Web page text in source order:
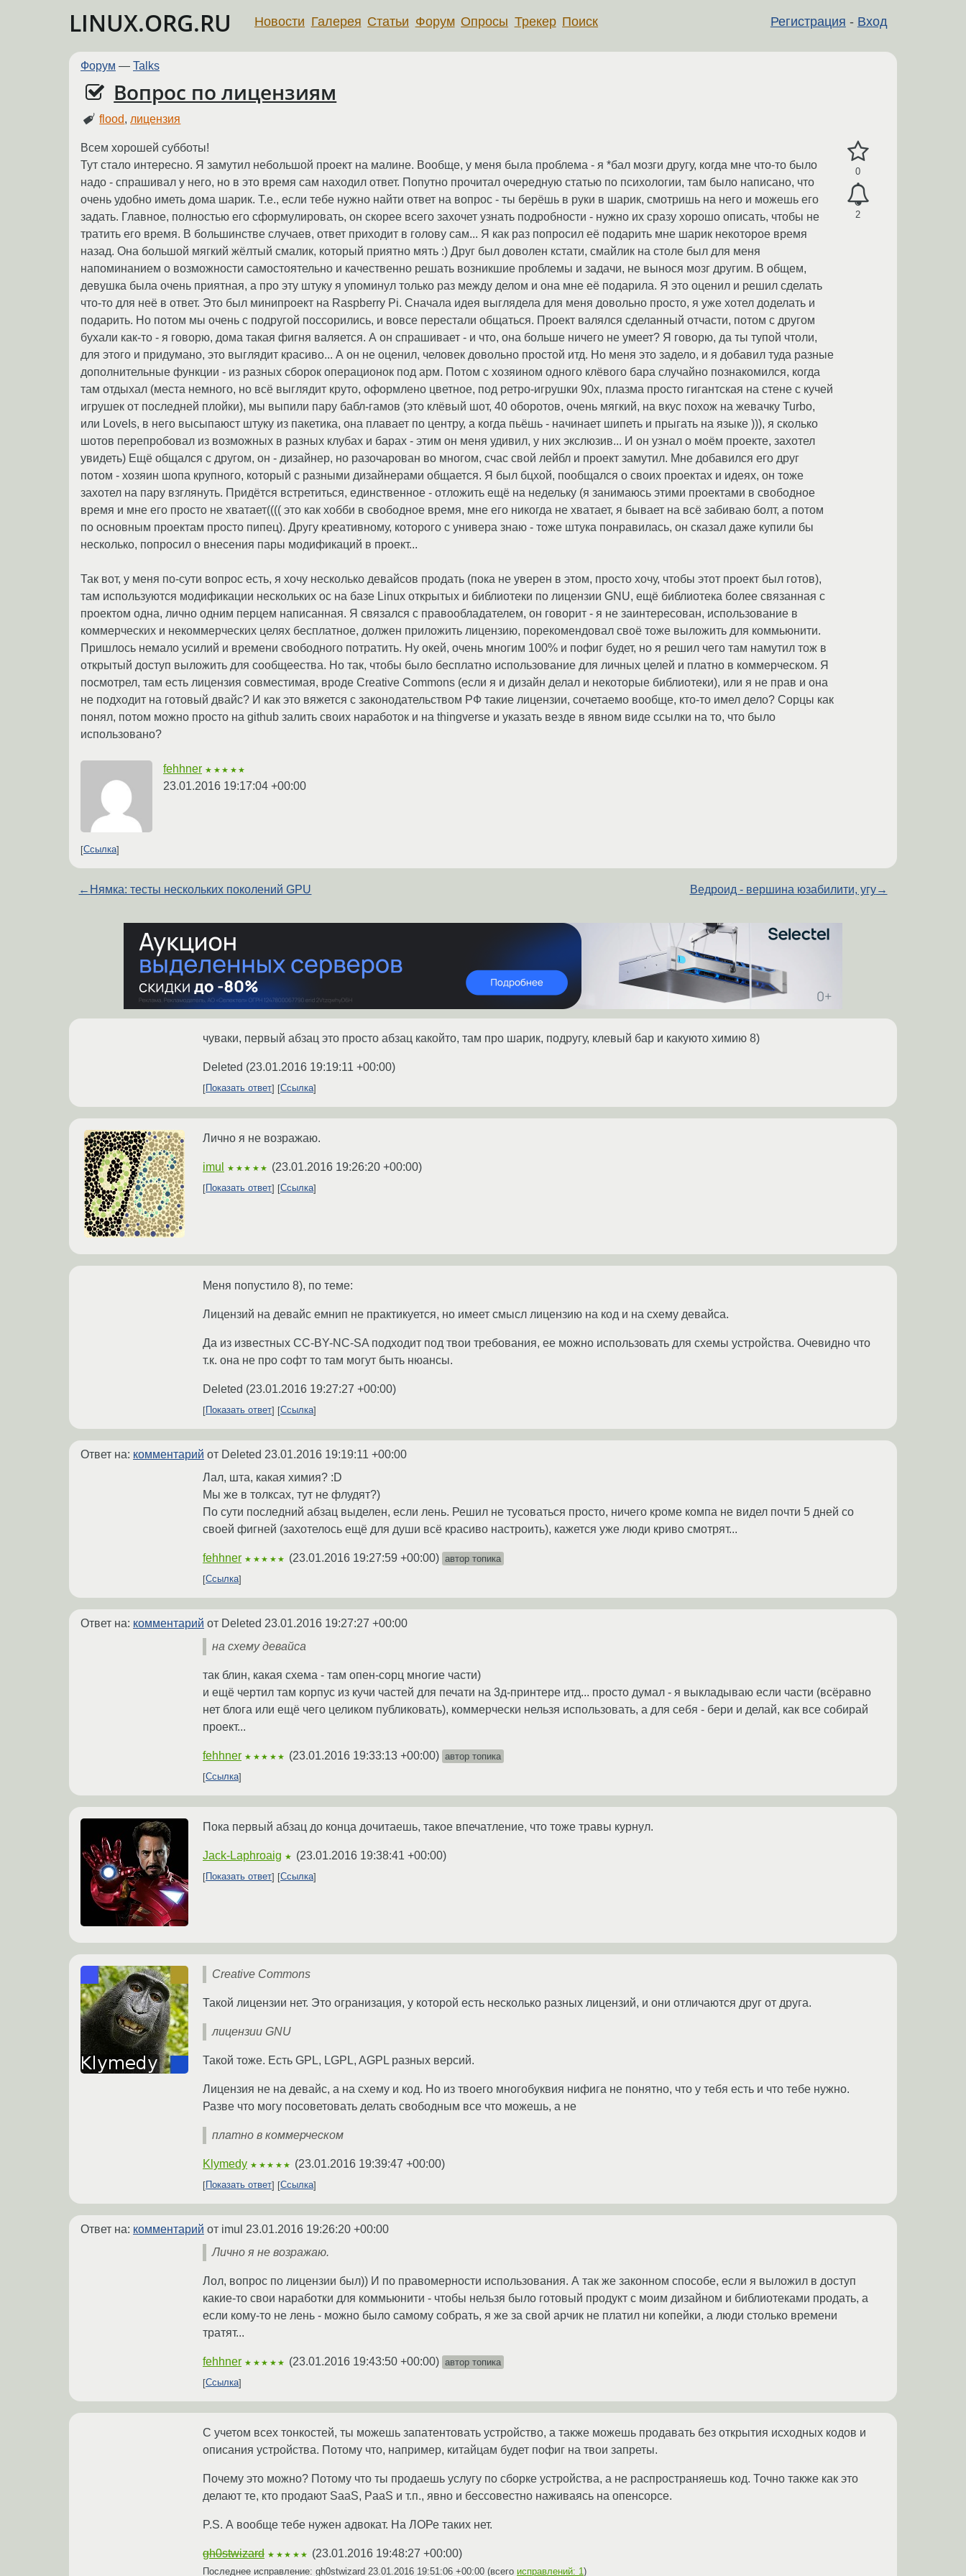
LINUX.ORG.RU Регистрация - Вход
Новости Галерея Статьи Форум Опросы Трекер Поиск
Форум — Talks
Вопрос по лицензиям
flood, лицензия
0
2
Всем хорошей субботы!
Тут стало интересно. Я замутил небольшой проект на малине. Вообще, у меня была проблема - я *бал мозги другу, когда мне что-то было
надо - спрашивал у него, но в это время сам находил ответ. Попутно прочитал очередную статью по психологии, там было написано, что
очень удобно иметь дома шарик. Т.е., если тебе нужно найти ответ на вопрос - ты берёшь в руки в шарик, смотришь на него и можешь его
задать. Главное, полностью его сформулировать, он скорее всего захочет узнать подробности - нужно их сразу хорошо описать, чтобы не
тратить его время. В большинстве случаев, ответ приходит в голову сам... Я как раз попросил её подарить мне шарик некоторое время
назад. Она большой мягкий жёлтый смалик, который приятно мять :) Друг был доволен кстати, смайлик на столе был для меня
напоминанием о возможности самостоятельно и качественно решать возникшие проблемы и задачи, не вынося мозг другим. В общем,
девушка была очень приятная, а про эту штуку я упоминул только раз между делом и она мне её подарила. Я это оценил и решил сделать
что-то для неё в ответ. Это был минипроект на Raspberry Pi. Сначала идея выглядела для меня довольно просто, я уже хотел доделать и
подарить. Но потом мы очень с подругой поссорились, и вовсе перестали общаться. Проект валялся сделанный отчасти, потом с другом
бухали как-то - я говорю, дома такая фигня валяется. А он спрашивает - и что, она больше ничего не умеет? Я говорю, да ты тупой чтоли,
для этого и придумано, это выглядит красиво... А он не оценил, человек довольно простой итд. Но меня это задело, и я добавил туда разные
дополнительные функции - из разных сборок операционок под арм. Потом с хозяином одного клёвого бара случайно познакомился, когда
там отдыхал (места немного, но всё выглядит круто, оформлено цветное, под ретро-игрушки 90х, плазма просто гигантская на стене с кучей
игрушек от последней плойки), мы выпили пару бабл-гамов (это клёвый шот, 40 оборотов, очень мягкий, на вкус похож на жевачку Turbo,
или LoveIs, в него высыпаюст штуку из пакетика, она плавает по центру, а когда пьёшь - начинает шипеть и прыгать на языке ))), я сколько
шотов перепробовал из возможных в разных клубах и барах - этим он меня удивил, у них экслюзив... И он узнал о моём проекте, захотел
увидеть) Ещё общался с другом, он - дизайнер, но разочарован во многом, счас свой лейбл и проект замутил. Мне добавился его друг
потом - хозяин шопа крупного, который с разными дизайнерами общается. Я был бцхой, пообщался о своих проектах и идеях, он тоже
захотел на пару взглянуть. Придётся встретиться, единственное - отложить ещё на недельку (я занимаюсь этими проектами в свободное
время и мне его просто не хватает(((( это как хобби в свободное время, мне его никогда не хватает, я бывает на всё забиваю болт, а потом
по основным проектам просто пипец). Другу креативному, которого с универа знаю - тоже штука понравилась, он сказал даже купили бы
несколько, попросил о внесения пары модификаций в проект...
Так вот, у меня по-сути вопрос есть, я хочу несколько девайсов продать (пока не уверен в этом, просто хочу, чтобы этот проект был готов),
там используются модификации нескольких ос на базе Linux открытых и библиотеки по лицензии GNU, ещё библиотека более связанная с
проектом одна, лично одним перцем написанная. Я связался с правообладателем, он говорит - я не заинтересован, использование в
коммерческих и некоммерческих целях бесплатное, должен приложить лицензию, порекомендовал своё тоже выложить для коммьюнити.
Пришлось немало усилий и времени свободного потратить. Ну окей, очень многим 100% и пофиг будет, но я решил чего там намутил тож в
открытый доступ выложить для сообщеества. Но так, чтобы было бесплатно использование для личных целей и платно в коммерческом. Я
посмотрел, там есть лицензия совместимая, вроде Creative Commons (если я и дизайн делал и некоторые библиотеки), или я не прав и она
не подходит на готовый двайс? И как это вяжется с законодательством РФ такие лицензии, сочетаемо вообще, кто-то имел дело? Сорцы как
понял, потом можно просто на github залить своих наработок и на thingverse и указать везде в явном виде ссылки на то, что было
использовано?
fehhner ★★★★★
23.01.2016 19:17:04 +00:00
Ссылка
← Нямка: тесты нескольких поколений GPU Ведроид - вершина юзабилити, угу→
чуваки, первый абзац это просто абзац какойто, там про шарик, подругу, клевый бар и какуюто химию 8)
Deleted (23.01.2016 19:19:11 +00:00)
Показать ответ Ссылка
Лично я не возражаю.
imul ★★★★★ (23.01.2016 19:26:20 +00:00)
Показать ответ Ссылка
Меня попустило 8), по теме:
Лицензий на девайс емнип не практикуется, но имеет смысл лицензию на код и на схему девайса.
Да из известных CC-BY-NC-SA подходит под твои требования, ее можно использовать для схемы устройства. Очевидно что
т.к. она не про софт то там могут быть нюансы.
Deleted (23.01.2016 19:27:27 +00:00)
Показать ответ Ссылка
Ответ на: комментарий от Deleted 23.01.2016 19:19:11 +00:00
Лал, шта, какая химия? :D
Мы же в толксах, тут не флудят?)
По сути последний абзац выделен, если лень. Решил не тусоваться просто, ничего кроме компа не видел почти 5 дней со
своей фигней (захотелось ещё для души всё красиво настроить), кажется уже люди криво смотрят...
fehhner ★★★★★ (23.01.2016 19:27:59 +00:00) автор топика
Ссылка
Ответ на: комментарий от Deleted 23.01.2016 19:27:27 +00:00
на схему девайса
так блин, какая схема - там опен-сорц многие части)
и ещё чертил там корпус из кучи частей для печати на 3д-принтере итд... просто думал - я выкладываю если части (всёравно
нет блога или ещё чего целиком публиковать), коммерчески нельзя использовать, а для себя - бери и делай, как все собирай
проект...
fehhner ★★★★★ (23.01.2016 19:33:13 +00:00) автор топика
Ссылка
Пока первый абзац до конца дочитаешь, такое впечатление, что тоже травы курнул.
Jack-Laphroaig ★ (23.01.2016 19:38:41 +00:00)
Показать ответ Ссылка
Creative Commons
Такой лицензии нет. Это огранизация, у которой есть несколько разных лицензий, и они отличаются друг от друга.
лицензии GNU
Такой тоже. Есть GPL, LGPL, AGPL разных версий.
Лицензия не на девайс, а на схему и код. Но из твоего многобуквия нифига не понятно, что у тебя есть и что тебе нужно.
Разве что могу посоветовать делать свободным все что можешь, а не
платно в коммерческом
Klymedy ★★★★★ (23.01.2016 19:39:47 +00:00)
Показать ответ Ссылка
Ответ на: комментарий от imul 23.01.2016 19:26:20 +00:00
Лично я не возражаю.
Лол, вопрос по лицензии был)) И по правомерности использования. А так же законном способе, если я выложил в доступ
какие-то свои наработки для коммьюнити - чтобы нельзя было готовый продукт с моим дизайном и библиотеками продать, а
если кому-то не лень - можно было самому собрать, я же за свой арчик не платил ни копейки, а люди столько времени
тратят...
fehhner ★★★★★ (23.01.2016 19:43:50 +00:00) автор топика
Ссылка
С учетом всех тонкостей, ты можешь запатентовать устройство, а также можешь продавать без открытия исходных кодов и
описания устройства. Потому что, например, китайцам будет пофиг на твои запреты.
Почему это можно? Потому что ты продаешь услугу по сборке устройства, а не распространяешь код. Точно также как это
делают те, кто продают SaaS, PaaS и т.п., явно и бессовестно наживаясь на опенсорсе.
P.S. А вообще тебе нужен адвокат. На ЛОРе таких нет.
gh0stwizard ★★★★★ (23.01.2016 19:48:27 +00:00)
Последнее исправление: gh0stwizard 23.01.2016 19:51:06 +00:00 (всего исправлений: 1 )